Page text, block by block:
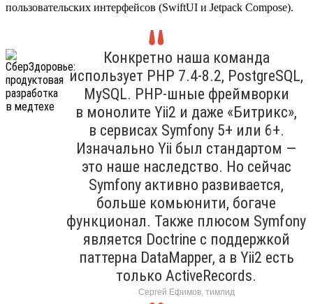
пользовательских интерфейсов (SwiftUI и Jetpack Compose).
Конкретно наша команда
использует PHP 7.4‑8.2, PostgreSQL,
MySQL. PHP-шные фреймворки
в монолите Yii2 и даже «Битрикс»,
в сервисах Symfony 5+ или 6+.
Изначально Yii был стандартом —
это наше наследство. Но сейчас
Symfony активно развивается,
больше комьюнити, богаче
функционал. Также плюсом Symfony
является Doctrine с поддержкой
паттерна DataMapper, а в Yii2 есть
только ActiveRecords.
Сергей Ефимов, тимлид